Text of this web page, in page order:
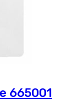
665001